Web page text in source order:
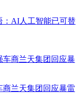
：AI人工智能已可替
商兰天集团回应暴雷